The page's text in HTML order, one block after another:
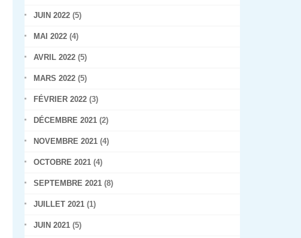
JUIN 2022 (5)
MAI 2022 (4)
AVRIL 2022 (5)
MARS 2022 (5)
FÉVRIER 2022 (3)
DÉCEMBRE 2021 (2)
NOVEMBRE 2021 (4)
OCTOBRE 2021 (4)
SEPTEMBRE 2021 (8)
JUILLET 2021 (1)
JUIN 2021 (5)